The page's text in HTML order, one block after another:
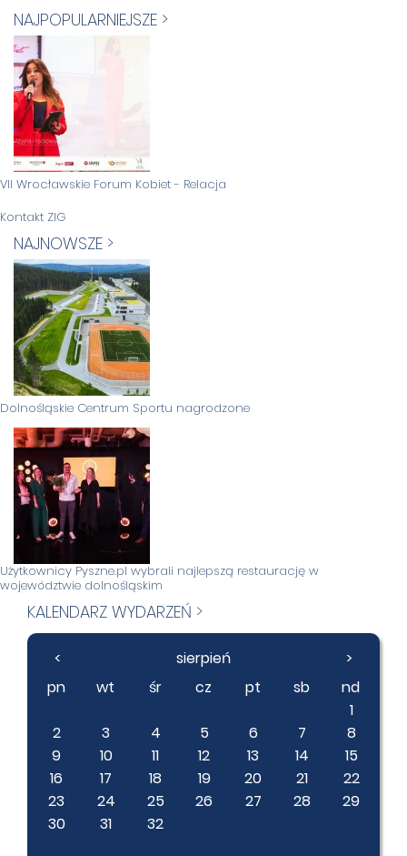
NAJPOPULARNIEJSZE >
VII Wrocławskie Forum Kobiet - Relacja
Kontakt ZIG
NAJNOWSZE >
Dolnośląskie Centrum Sportu nagrodzone
Użytkownicy Pyszne.pl wybrali najlepszą restaurację w
województwie dolnośląskim
KALENDARZ WYDARZEŃ >
< sierpień
>
pn
wt śr cz pt sb
nd
1
2
3 4 5 6 7
8
9
10 11 12 13 14
15
16
17 18 19 20 21
22
23
24 25 26 27 28
29
30
31 32